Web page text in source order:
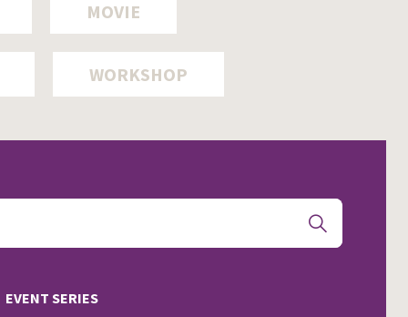
MOVIE
WORKSHOP
EVENT SERIES